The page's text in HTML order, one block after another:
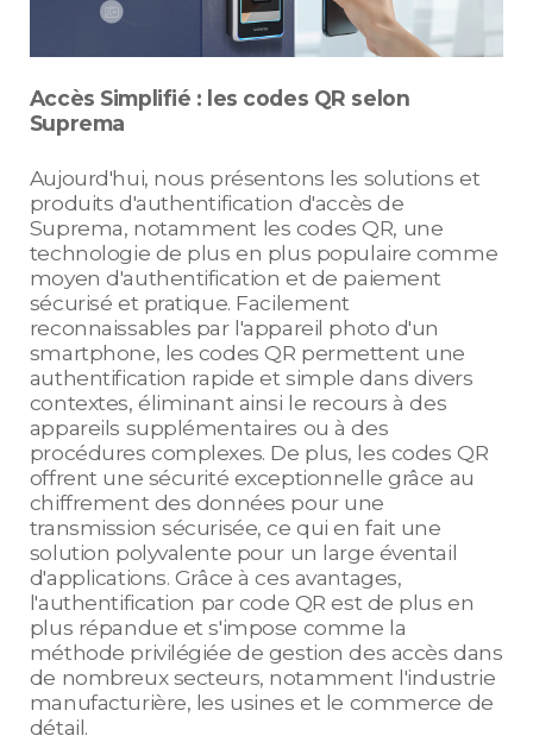
Accès Simplifié : les codes QR selon
Suprema
Aujourd'hui, nous présentons les solutions et
produits d'authentification d'accès de
Suprema, notamment les codes QR, une
technologie de plus en plus populaire comme
moyen d'authentification et de paiement
sécurisé et pratique. Facilement
reconnaissables par l'appareil photo d'un
smartphone, les codes QR permettent une
authentification rapide et simple dans divers
contextes, éliminant ainsi le recours à des
appareils supplémentaires ou à des
procédures complexes. De plus, les codes QR
offrent une sécurité exceptionnelle grâce au
chiffrement des données pour une
transmission sécurisée, ce qui en fait une
solution polyvalente pour un large éventail
d'applications. Grâce à ces avantages,
l'authentification par code QR est de plus en
plus répandue et s'impose comme la
méthode privilégiée de gestion des accès dans
de nombreux secteurs, notamment l'industrie
manufacturière, les usines et le commerce de
détail.